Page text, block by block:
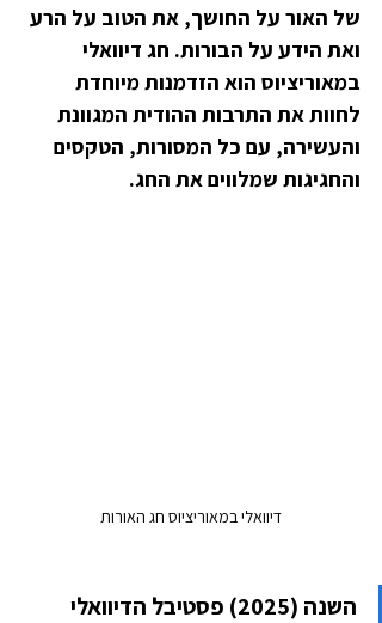
של האור על החושך, את הטוב על הרע
ואת הידע על הבורות. חג דיוואלי
במאוריציוס הוא הזדמנות מיוחדת
לחוות את התרבות ההודית המגוונת
והעשירה, עם כל המסורות, הטקסים
והחגיגות שמלווים את החג.
דיוואלי במאוריציוס חג האורות
השנה (2025) פסטיבל הדיוואלי